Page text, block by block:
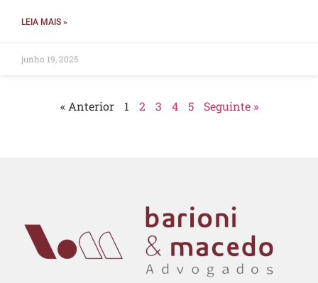
LEIA MAIS »
junho 19, 2025
« Anterior 1 2 3 4 5 Seguinte »